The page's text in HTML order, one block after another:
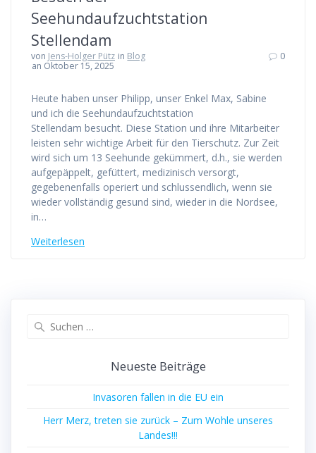
Seehundaufzuchtstation
Stellendam
von Jens-Holger Pütz in Blog
an Oktober 15, 2025
0
Heute haben unser Philipp, unser Enkel Max, Sabine
und ich die Seehundaufzuchtstation
Stellendam besucht. Diese Station und ihre Mitarbeiter
leisten sehr wichtige Arbeit für den Tierschutz. Zur Zeit
wird sich um 13 Seehunde gekümmert, d.h., sie werden
aufgepäppelt, gefüttert, medizinisch versorgt,
gegebenenfalls operiert und schlussendlich, wenn sie
wieder vollständig gesund sind, wieder in die Nordsee,
in…
Weiterlesen
Neueste Beiträge
Invasoren fallen in die EU ein
Herr Merz, treten sie zurück – Zum Wohle unseres
Landes!!!